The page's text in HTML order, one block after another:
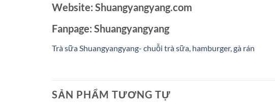
Website: Shuangyangyang.com
Fanpage: Shuangyangyang
Trà sữa Shuangyangyang- chuỗi trà sữa, hamburger, gà rán
SẢN PHẨM TƯƠNG TỰ